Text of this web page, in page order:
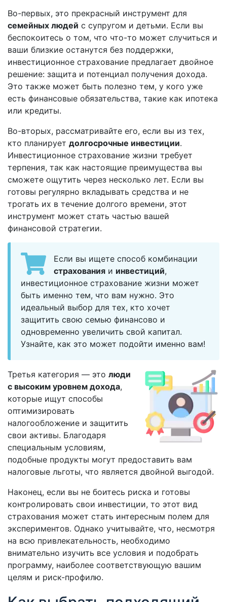
Во-первых, это прекрасный инструмент для
семейных людей с супругом и детьми. Если вы
беспокоитесь о том, что что-то может случиться и
ваши близкие останутся без поддержки,
инвестиционное страхование предлагает двойное
решение: защита и потенциал получения дохода.
Это также может быть полезно тем, у кого уже
есть финансовые обязательства, такие как ипотека
или кредиты.
Во-вторых, рассматривайте его, если вы из тех,
кто планирует долгосрочные инвестиции.
Инвестиционное страхование жизни требует
терпения, так как настоящие преимущества вы
сможете ощутить через несколько лет. Если вы
готовы регулярно вкладывать средства и не
трогать их в течение долгого времени, этот
инструмент может стать частью вашей
финансовой стратегии.
Если вы ищете способ комбинации
страхования и инвестиций,
инвестиционное страхование жизни может
быть именно тем, что вам нужно. Это
идеальный выбор для тех, кто хочет
защитить свою семью финансово и
одновременно увеличить свой капитал.
Узнайте, как это может подойти именно вам!
Третья категория — это люди
с высоким уровнем дохода,
которые ищут способы
оптимизировать
налогообложение и защитить
свои активы. Благодаря
специальным условиям,
подобные продукты могут предоставить вам
налоговые льготы, что является двойной выгодой.
Наконец, если вы не боитесь риска и готовы
контролировать свои инвестиции, то этот вид
страхования может стать интересным полем для
экспериментов. Однако учитывайте, что, несмотря
на всю привлекательность, необходимо
внимательно изучить все условия и подобрать
программу, наиболее соответствующую вашим
целям и риск-профилю.